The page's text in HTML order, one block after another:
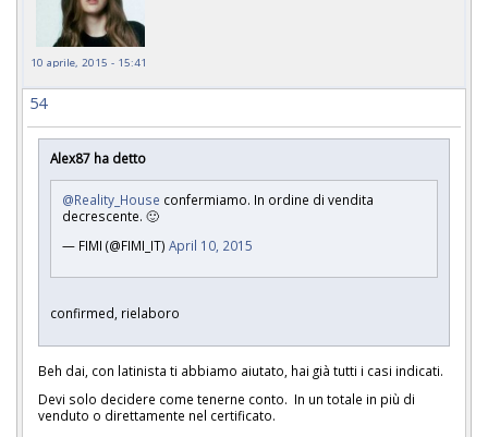
10 aprile, 2015 - 15:41
54
Alex87 ha detto
@Reality_House confermiamo. In ordine di vendita
decrescente. 🙂
— FIMI (@FIMI_IT) April 10, 2015
confirmed, rielaboro
Beh dai, con latinista ti abbiamo aiutato, hai già tutti i casi indicati.
Devi solo decidere come tenerne conto. In un totale in più di
venduto o direttamente nel certificato.